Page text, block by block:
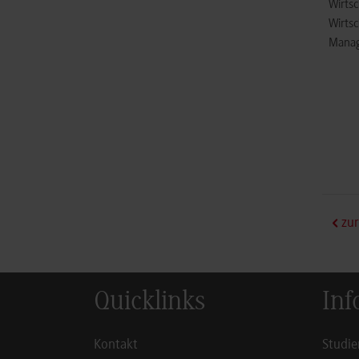
Quicklinks
Kontakt